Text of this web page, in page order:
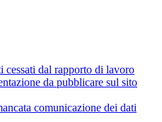
cessati dal rapporto di lavoro
da pubblicare sul sito
comunicazione dei dati